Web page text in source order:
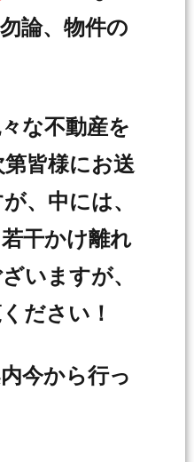
論、物件の
な不動産を
皆様にお送
、中には、
干かけ離れ
いますが、
ださい！
今から行っ